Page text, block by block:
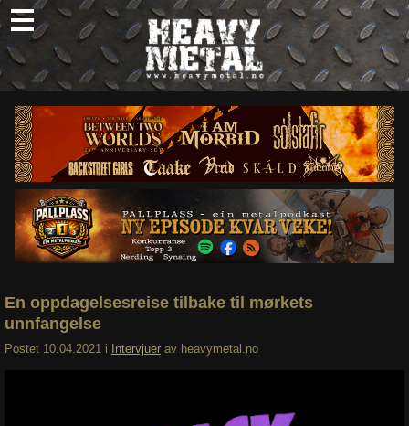
Skip
to
content
Nyheter
Omtaler
Intervjuer
Om oss
Abonner
Søk
En oppdagelsesreise tilbake til mørkets
unnfangelse
Postet 10.04.2021 i Intervjuer av heavymetal.no